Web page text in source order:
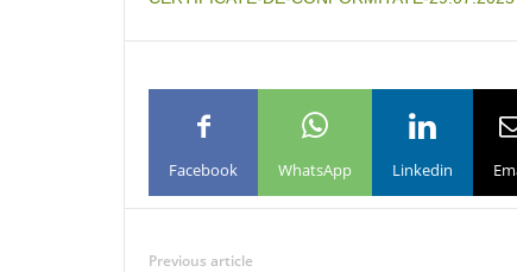
Facebook WhatsApp Linkedin
Previous article